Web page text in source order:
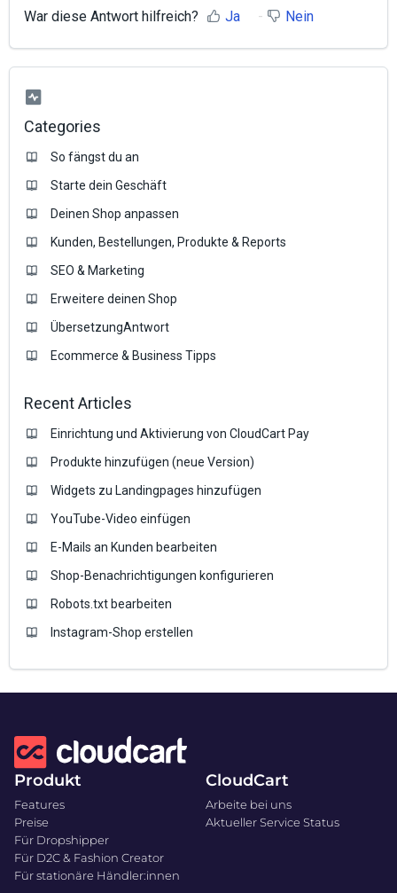
War diese Antwort hilfreich? Ja Nein
Categories
So fängst du an
Starte dein Geschäft
Deinen Shop anpassen
Kunden, Bestellungen, Produkte & Reports
SEO & Marketing
Erweitere deinen Shop
ÜbersetzungAntwort
Ecommerce & Business Tipps
Recent Articles
Einrichtung und Aktivierung von CloudCart Pay
Produkte hinzufügen (neue Version)
Widgets zu Landingpages hinzufügen
YouTube-Video einfügen
E-Mails an Kunden bearbeiten
Shop-Benachrichtigungen konfigurieren
Robots.txt bearbeiten
Instagram-Shop erstellen
Produkt
Features
Preise
Für Dropshipper
Für D2C & Fashion Creator
Für stationäre Händler:innen
CloudCart
Arbeite bei uns
Aktueller Service Status